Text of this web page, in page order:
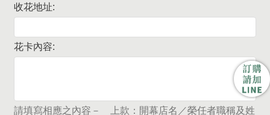
收花地址:
花卡內容:
請填寫相應之內容－ 上款：開幕店名／榮任者職稱及姓